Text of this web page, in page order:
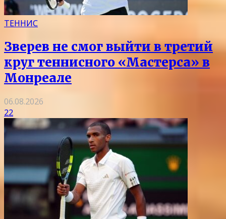
ТЕННИС
Зверев не смог выйти в третий
круг теннисного «Мастерса» в
Монреале
06.08.2026
22